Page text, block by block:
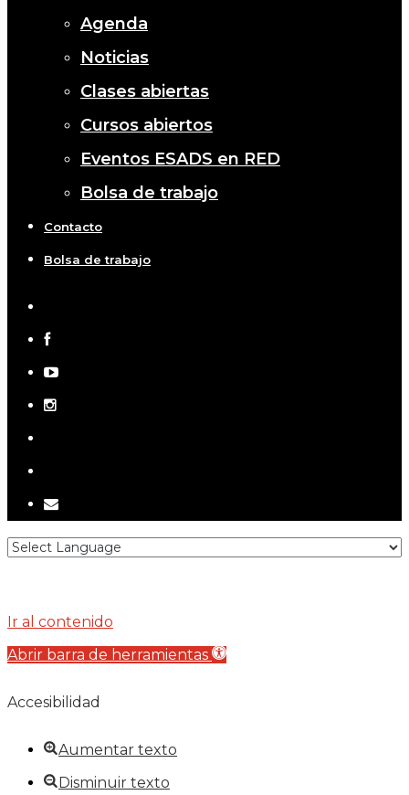
Agenda
Noticias
Clases abiertas
Cursos abiertos
Eventos ESADS en RED
Bolsa de trabajo
Contacto
Bolsa de trabajo
twitter
facebook
youtube
instagram
email
Ir al contenido
Abrir barra de herramientas
Accesibilidad
Aumentar texto
Disminuir texto